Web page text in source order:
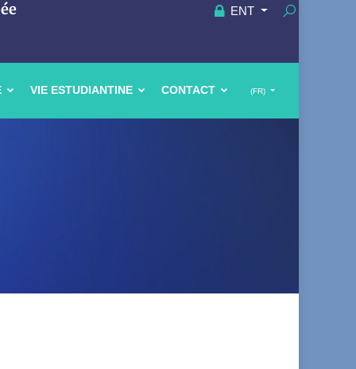
ENT
(FR)
VIE ESTUDIANTINE CONTACT